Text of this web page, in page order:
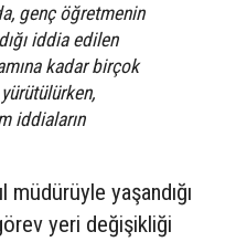
genç öğretmenin
iddia edilen
kadar birçok
iddiaların
yaşandığı
yeri değişikliği